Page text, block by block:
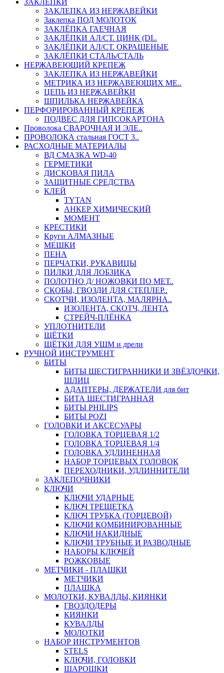
ЗАКЛЕПКИ
ЗАКЛЕПКА ИЗ НЕРЖАВЕЙКИ
Заклепка ПОД МОЛОТОК
ЗАКЛЁПКА ГАЕЧНАЯ
ЗАКЛЁПКИ АЛ/СТ. ЦИНК (DI..
ЗАКЛЁПКИ АЛ/СТ. ОКРАШЕНЫЕ
ЗАКЛЁПКИ СТАЛЬ/СТАЛЬ
НЕРЖАВЕЮЩИЙ КРЕПЕЖ
ЗАКЛЕПКА ИЗ НЕРЖАВЕЙКИ
МЕТРИКА ИЗ НЕРЖАВЕЮЩИХ МЕ..
ЦЕПЬ ИЗ НЕРЖАВЕЙКИ
ШПИЛЬКА НЕРЖАВЕЙКА
ПЕРФОРИРОВАННЫЙ КРЕПЕЖ
ПОДВЕС ДЛЯ ГИПСОКАРТОНА
Проволока СВАРОЧНАЯ И ЭЛЕ..
ПРОВОЛОКА стальная ГОСТ 3..
РАСХОДНЫЕ МАТЕРИАЛЫ
ВД СМАЗКА WD-40
ГЕРМЕТИКИ
ДИСКОВАЯ ПИЛА
ЗАЩИТНЫЕ СРЕДСТВА
КЛЕЙ
TYTAN
АНКЕР ХИМИЧЕСКИЙ
МОМЕНТ
КРЕСТИКИ
Круги АЛМАЗНЫЕ
МЕШКИ
ПЕНА
ПЕРЧАТКИ, РУКАВИЦЫ
ПИЛКИ ДЛЯ ЛОБЗИКА
ПОЛОТНО Д/ НОЖОВКИ ПО МЕТ..
СКОБЫ, ГВОЗДИ ДЛЯ СТЕПЛЕР..
СКОТЧИ, ИЗОЛЕНТА, МАЛЯРНА..
ИЗОЛЕНТА, СКОТЧ, ЛЕНТА
СТРЕЙЧ-ПЛЁНКА
УПЛОТНИТЕЛИ
ЩЁТКИ
ЩЁТКИ ДЛЯ УШМ и дрели
РУЧНОЙ ИНСТРУМЕНТ
БИТЫ
БИТЫ ШЕСТИГРАННИКИ И ЗВЁЗДОЧКИ,
ШЛИЦ
АДАПТЕРЫ, ДЕРЖАТЕЛИ для бит
БИТА ШЕСТИГРАННАЯ
БИТЫ PHILIPS
БИТЫ POZI
ГОЛОВКИ И АКСЕСУАРЫ
ГОЛОВКА ТОРЦЕВАЯ 1/2
ГОЛОВКА ТОРЦЕВАЯ 1/4
ГОЛОВКА УДЛИНЕННАЯ
НАБОР ТОРЦЕВЫХ ГОЛОВОК
ПЕРЕХОДНИКИ, УДЛИННИТЕЛИ
ЗАКЛЕПОЧНИКИ
КЛЮЧИ
КЛЮЧИ УДАРНЫЕ
КЛЮЧ ТРЕЩЕТКА
КЛЮЧ ТРУБКА (ТОРЦЕВОЙ)
КЛЮЧИ КОМБИНИРОВАННЫЕ
КЛЮЧИ НАКИДНЫЕ
КЛЮЧИ ТРУБНЫЕ И РАЗВОДНЫЕ
НАБОРЫ КЛЮЧЕЙ
РОЖКОВЫЕ
МЕТЧИКИ - ПЛАШКИ
МЕТЧИКИ
ПЛАШКА
МОЛОТКИ, КУВАЛДЫ, КИЯНКИ
ГВОЗДОДЕРЫ
КИЯНКИ
КУВАЛДЫ
МОЛОТКИ
НАБОР ИНСТРУМЕНТОВ
STELS
КЛЮЧИ, ГОЛОВКИ
ШАРОШКИ